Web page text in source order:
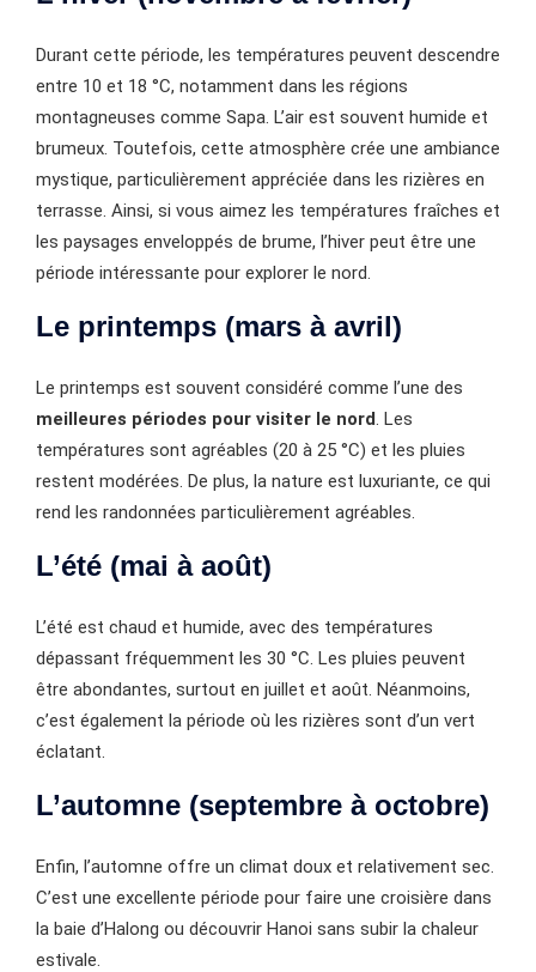
Durant cette période, les températures peuvent descendre
entre 10 et 18 °C, notamment dans les régions
montagneuses comme Sapa. L’air est souvent humide et
brumeux. Toutefois, cette atmosphère crée une ambiance
mystique, particulièrement appréciée dans les rizières en
terrasse. Ainsi, si vous aimez les températures fraîches et
les paysages enveloppés de brume, l’hiver peut être une
période intéressante pour explorer le nord.
Le printemps (mars à avril)
Le printemps est souvent considéré comme l’une des
meilleures périodes pour visiter le nord. Les
températures sont agréables (20 à 25 °C) et les pluies
restent modérées. De plus, la nature est luxuriante, ce qui
rend les randonnées particulièrement agréables.
L’été (mai à août)
L’été est chaud et humide, avec des températures
dépassant fréquemment les 30 °C. Les pluies peuvent
être abondantes, surtout en juillet et août. Néanmoins,
c’est également la période où les rizières sont d’un vert
éclatant.
L’automne (septembre à octobre)
Enfin, l’automne offre un climat doux et relativement sec.
C’est une excellente période pour faire une croisière dans
la baie d’Halong ou découvrir Hanoi sans subir la chaleur
estivale.